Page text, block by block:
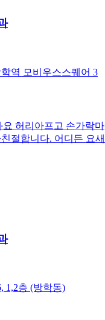
역 모비우스스퀘어 3
허리아프고 손가락마
절합니다. 어디든 요새
1,2층 (방학동)